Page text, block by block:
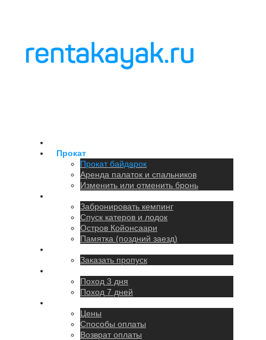
Прокат
Прокат байдарок
Аренда палаток и спальников
Изменить или отменить бронь
Забронировать кемпинг
Спуск катеров и лодок
Остров Койонсаари
Памятка (поздний заезд)
Заказать пропуск
Поход 3 дня
Поход 7 дней
Цены
Способы оплаты
Возврат оплаты